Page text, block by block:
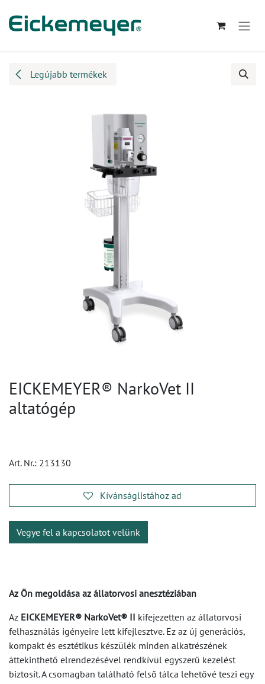
Legújabb termékek
EICKEMEYER® NarkoVet II
altatógép
Art. Nr.: 213130
Kívánságlistához ad
Vegye fel a kapcsolatot velünk
Az Ön megoldása az állatorvosi anesztéziában
Az EICKEMEYER® NarkoVet® II kifejezetten az állatorvosi
felhasználás igényeire lett kifejlesztve. Ez az új generációs,
kompakt és esztétikus készülék minden alkatrészének
áttekinthető elrendezésével rendkívül egyszerű kezelést
biztosít. A csomagban található felső tálca lehetővé teszi egy